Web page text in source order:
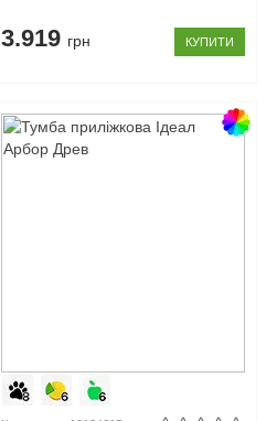
3.919 грн КУПИТИ